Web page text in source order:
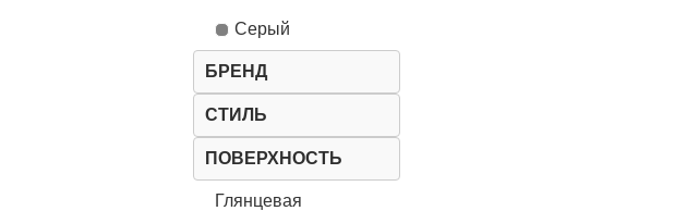
Серый
БРЕНД
СТИЛЬ
ПОВЕРХНОСТЬ
Глянцевая